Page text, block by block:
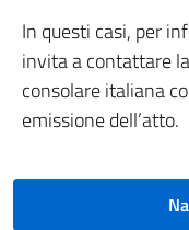
In questi casi, per
invita a contattare
consolare italiana
emissione dell’atto.